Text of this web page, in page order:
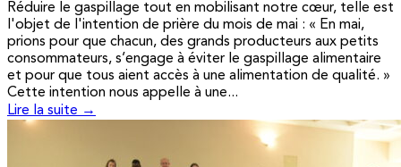
Réduire le gaspillage tout en mobilisant notre cœur, telle est
l'objet de l'intention de prière du mois de mai : « En mai,
prions pour que chacun, des grands producteurs aux petits
consommateurs, s’engage à éviter le gaspillage alimentaire
et pour que tous aient accès à une alimentation de qualité. »
Cette intention nous appelle à une...
Lire la suite →